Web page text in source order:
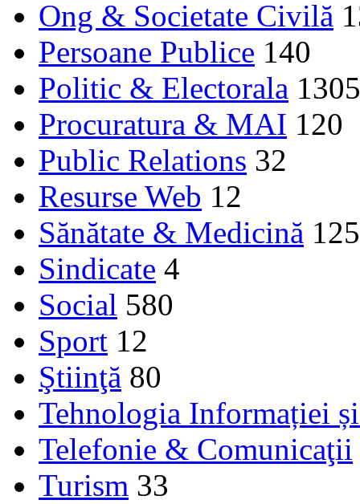
Ong & Societate Civilă
Persoane Publice 140
Politic & Electorala 1305
Procuratura & MAI 120
Public Relations 32
Resurse Web 12
Sănătate & Medicină 125
Sindicate 4
Social 580
Sport 12
Ştiinţă 80
Tehnologia Informației
Telefonie & Comunicaţii
Turism 33